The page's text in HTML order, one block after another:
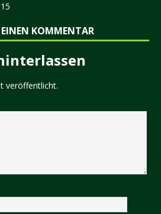
KOMMENTAR
veröffentlicht.